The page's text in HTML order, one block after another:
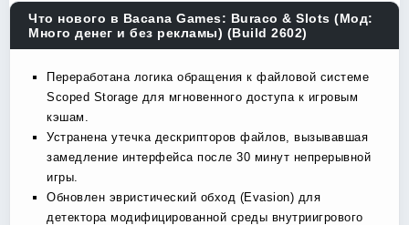
Что нового в Bacana Games: Buraco & Slots (Мод:
Много денег и без рекламы) (Build 2602)
Переработана логика обращения к файловой системе
Scoped Storage для мгновенного доступа к игровым
кэшам.
Устранена утечка дескрипторов файлов, вызывавшая
замедление интерфейса после 30 минут непрерывной
игры.
Обновлен эвристический обход (Evasion) для
детектора модифицированной среды внутриигрового